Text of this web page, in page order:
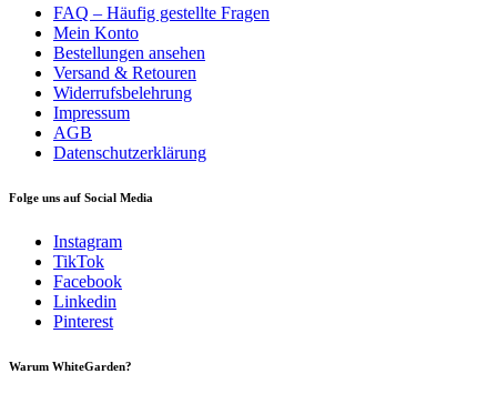
FAQ – Häufig gestellte Fragen
Mein Konto
Bestellungen ansehen
Versand & Retouren
Widerrufsbelehrung
Impressum
AGB
Datenschutzerklärung
Folge uns auf Social Media
Instagram
TikTok
Facebook
Linkedin
Pinterest
Warum WhiteGarden?